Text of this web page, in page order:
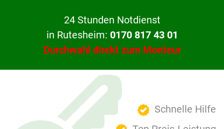
24 Stunden Notdienst
in Rutesheim: 0170 817 43 01
Durchwahl direkt zum Monteur
Schnelle Hilfe